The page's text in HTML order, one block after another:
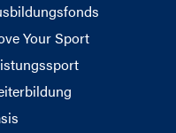
Your Sport